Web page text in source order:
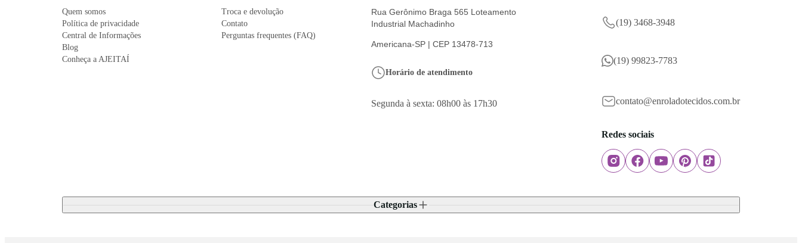
Quem somos
Política de privacidade
Central de Informações
Blog
Conheça a AJEITAÍ
Troca e devolução
Contato
Perguntas frequentes (FAQ)
Rua Gerônimo Braga 565 Loteamento
Industrial Machadinho
Americana-SP | CEP 13478-713
Horário de atendimento
Segunda à sexta: 08h00 às 17h30
(19) 3468-3948
(19) 99823-7783
contato@enroladotecidos.com.br
Redes sociais
Categorias